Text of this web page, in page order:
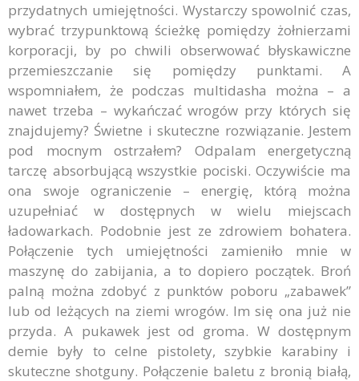
przydatnych umiejętności. Wystarczy spowolnić czas,
wybrać trzypunktową ścieżkę pomiędzy żołnierzami
korporacji, by po chwili obserwować błyskawiczne
przemieszczanie się pomiędzy punktami. A
wspomniałem, że podczas multidasha można – a
nawet trzeba – wykańczać wrogów przy których się
znajdujemy? Świetne i skuteczne rozwiązanie. Jestem
pod mocnym ostrzałem? Odpalam energetyczną
tarczę absorbującą wszystkie pociski. Oczywiście ma
ona swoje ograniczenie – energię, którą można
uzupełniać w dostępnych w wielu miejscach
ładowarkach. Podobnie jest ze zdrowiem bohatera.
Połączenie tych umiejętności zamieniło mnie w
maszynę do zabijania, a to dopiero początek. Broń
palną można zdobyć z punktów poboru „zabawek”
lub od leżących na ziemi wrogów. Im się ona już nie
przyda. A pukawek jest od groma. W dostępnym
demie były to celne pistolety, szybkie karabiny i
skuteczne shotguny. Połączenie baletu z bronią białą,